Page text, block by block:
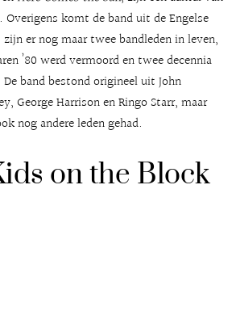
Overigens komt de band uit de Engelse
er nog maar twee bandleden in leven,
’80 werd vermoord en twee decennia
band bestond origineel uit John
George Harrison en Ringo Starr, maar
nog andere leden gehad.
on the Block